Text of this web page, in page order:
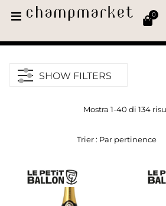
0
SHOW FILTERS
Mostra 1-40 di 134